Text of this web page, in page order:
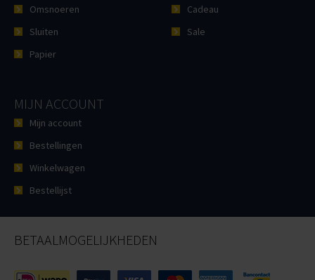
Omsnoeren
Sluiten
Papier
Cadeau
Sale
MIJN ACCOUNT
Mijn account
Bestellingen
Winkelwagen
Bestellijst
BETAALMOGELIJKHEDEN